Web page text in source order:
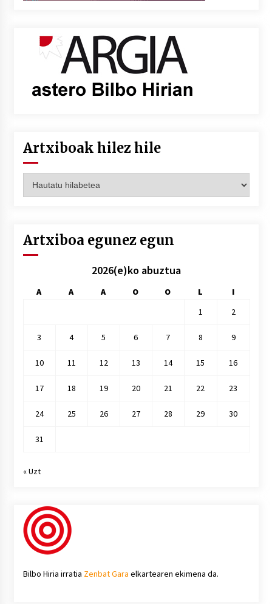
Artxiboak hilez hile
hilez
Artxiboa egunez egun
2026(e)ko abuztua
A A A O O L
I
1
2
3 4 5 6 7 8 9
10 11 12 13 14 15 16
17 18 19 20 21 22 23
24 25 26 27 28 29 30
31
« Uzt
Bilbo Hiria irratia Zenbat Gara elkartearen ekimena da.